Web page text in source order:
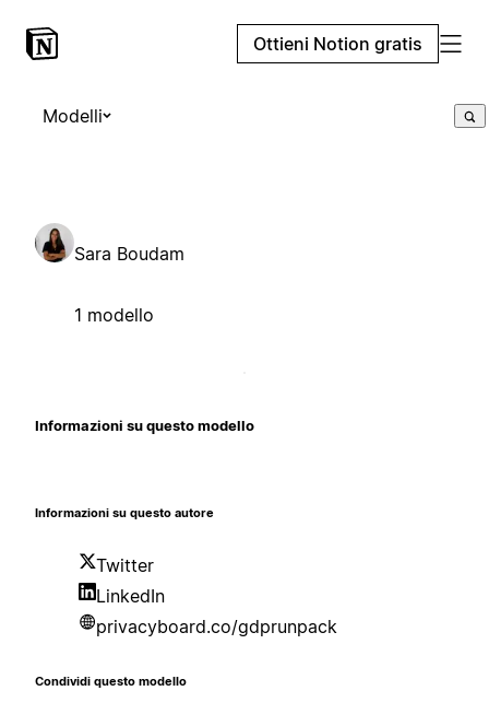
Ottieni Notion gratis
Modelli
Sara Boudam
1 modello
Informazioni su questo modello
Informazioni su questo autore
Twitter
LinkedIn
privacyboard.co/gdprunpack
Condividi questo modello